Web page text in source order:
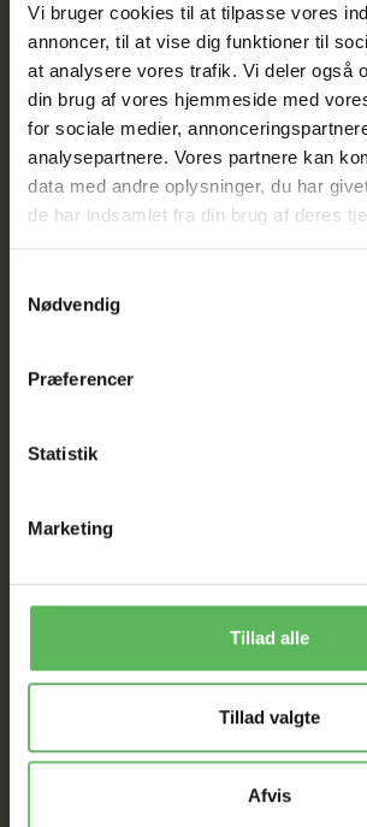
Vi bruger cookies til at tilpasse vores
annoncer, til at vise dig funktioner til
at analysere vores trafik. Vi deler også
din brug af vores hjemmeside med
for sociale medier,
analysepartnere. Vores partnere kan
data med andre oplysninger, du har
de har indsamlet fra din brug af deres
Nødvendig
Præferencer
Statistik
Marketing
Tillad alle
Tillad valgte
Afvis
HELE
SAT NED
Tilbud GÆLDER
I FYSISK
ANDRE FANDT OGSÅ
Populær
-50%
-26%